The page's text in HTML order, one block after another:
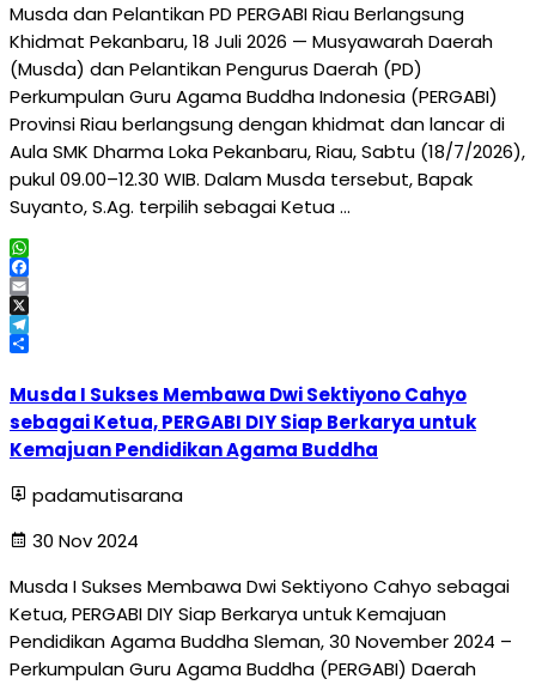
Musda dan Pelantikan PD PERGABI Riau Berlangsung
Khidmat Pekanbaru, 18 Juli 2026 — Musyawarah Daerah
(Musda) dan Pelantikan Pengurus Daerah (PD)
Perkumpulan Guru Agama Buddha Indonesia (PERGABI)
Provinsi Riau berlangsung dengan khidmat dan lancar di
Aula SMK Dharma Loka Pekanbaru, Riau, Sabtu (18/7/2026),
pukul 09.00–12.30 WIB. Dalam Musda tersebut, Bapak
Suyanto, S.Ag. terpilih sebagai Ketua …
WhatsApp
Facebook
Email
X
Telegram
Musda I Sukses Membawa Dwi Sektiyono Cahyo
sebagai Ketua, PERGABI DIY Siap Berkarya untuk
Kemajuan Pendidikan Agama Buddha
padamutisarana
30 Nov 2024
Musda I Sukses Membawa Dwi Sektiyono Cahyo sebagai
Ketua, PERGABI DIY Siap Berkarya untuk Kemajuan
Pendidikan Agama Buddha Sleman, 30 November 2024 –
Perkumpulan Guru Agama Buddha (PERGABI) Daerah